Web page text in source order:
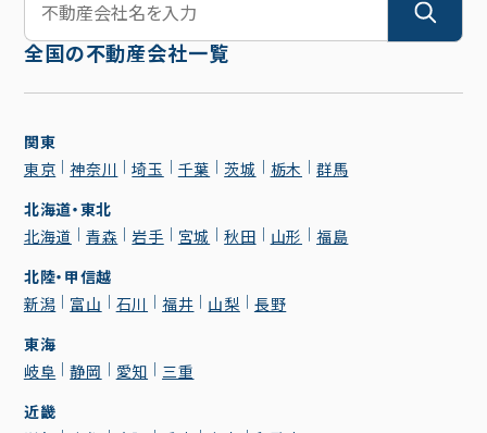
全国の不動産会社一覧
関東
東京
神奈川 埼玉 千葉 茨城 栃木
群馬
北海道・東北
北海道
青森 岩手 宮城 秋田 山形
福島
北陸・甲信越
新潟
富山 石川 福井 山梨
長野
東海
岐阜
静岡 愛知
三重
近畿